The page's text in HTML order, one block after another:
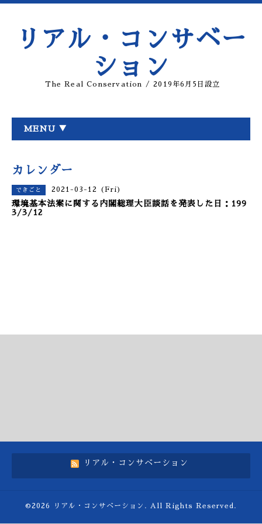
リアル・コンサベー
ション
The Real Conservation / 2019年6月5日設立
MENU ▼
カレンダー
できごと 2021-03-12 (Fri)
環境基本法案に関する内閣総理大臣談話を発表した日：199
3/3/12
リアル・コンサベーション
©2026 リアル・コンサベーション . All Rights Reserved.